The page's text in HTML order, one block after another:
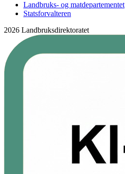
Landbruks- og matdepartementet
Statsforvalteren
2026 Landbruksdirektoratet